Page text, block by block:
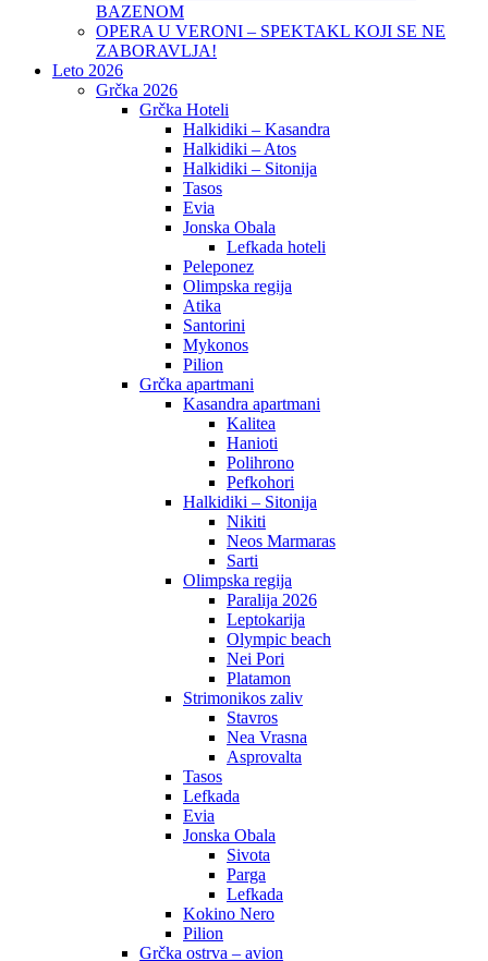
BAZENOM
OPERA U VERONI – SPEKTAKL KOJI SE NE
ZABORAVLJA!
Leto 2026
Grčka 2026
Grčka Hoteli
Halkidiki – Kasandra
Halkidiki – Atos
Halkidiki – Sitonija
Tasos
Evia
Jonska Obala
Lefkada hoteli
Peleponez
Olimpska regija
Atika
Santorini
Mykonos
Pilion
Grčka apartmani
Kasandra apartmani
Kalitea
Hanioti
Polihrono
Pefkohori
Halkidiki – Sitonija
Nikiti
Neos Marmaras
Sarti
Olimpska regija
Paralija 2026
Leptokarija
Olympic beach
Nei Pori
Platamon
Strimonikos zaliv
Stavros
Nea Vrasna
Asprovalta
Tasos
Lefkada
Evia
Jonska Obala
Sivota
Parga
Lefkada
Kokino Nero
Pilion
Grčka ostrva – avion